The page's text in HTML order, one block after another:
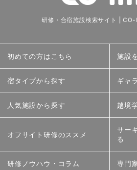
研修・合宿施設検索サイト |
初めての方はこちら 施設
宿タイプから探す ギャ
人気施設から探す 越境
オフサイト研修のススメ
サー
る
研修ノウハウ・コラム 専門